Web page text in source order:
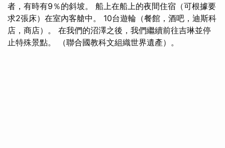
者，有時有9％的斜坡。 船上在船上的夜間住宿（可根據要
求2張床）在室內客艙中。 10台遊輪（餐館，酒吧，迪斯科
店，商店）。 在我們的沼澤之後，我們繼續前往吉琳並停
止特殊景點。 （聯合國教科文組織世界遺產）。